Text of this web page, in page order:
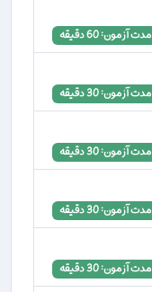
مدت آزمون: 60 دقیقه
مدت آزمون: 30 دقیقه
مدت آزمون: 30 دقیقه
مدت آزمون: 30 دقیقه
مدت آزمون: 30 دقیقه